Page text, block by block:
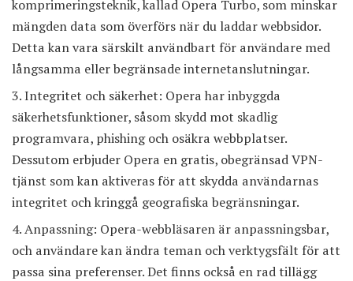
komprimeringsteknik, kallad Opera Turbo, som minskar
mängden data som överförs när du laddar webbsidor.
Detta kan vara särskilt användbart för användare med
långsamma eller begränsade internetanslutningar.
Integritet och säkerhet: Opera har inbyggda
säkerhetsfunktioner, såsom skydd mot skadlig
programvara, phishing och osäkra webbplatser.
Dessutom erbjuder Opera en gratis, obegränsad VPN-
tjänst som kan aktiveras för att skydda användarnas
integritet och kringgå geografiska begränsningar.
Anpassning: Opera-webbläsaren är anpassningsbar,
och användare kan ändra teman och verktygsfält för att
passa sina preferenser. Det finns också en rad tillägg